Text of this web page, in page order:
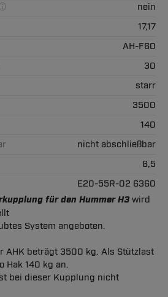
nein
17,17
AH-F60
30
starr
3500
140
nicht abschließbar
6,5
E20-55R-02 6360
für den Hummer H3 wird
System angeboten.
AHK beträgt 3500 kg. Als Stützlast
Hak 140 kg an.
bei dieser Kupplung nicht